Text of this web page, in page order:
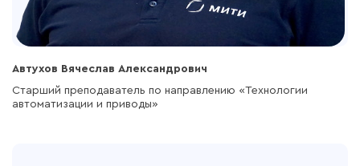
Автухов Вячеслав Александрович
Старший преподаватель по направлению «Технологии
автоматизации и приводы»